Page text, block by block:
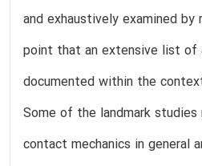
and exhaustively examined by
point that an extensive list of
documented within the
Some of the landmark
contact mechanics in general